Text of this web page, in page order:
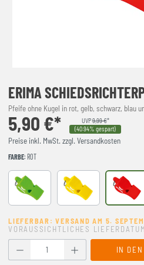
ERIMA
Pfeife ohne Kugel in rot, gelb, schwarz, blau
5,90 €* UVP9,99 €*
(40.94% gespart)
Preise inkl. MwSt. zzgl. Versandkosten
FARBE: ROT
dunkelgruen gelb rot
LIEFERBAR: VERSAND AM 5.
VORAUSSICHTLICHES
Produkt Anzahl: Gib denIN DEN